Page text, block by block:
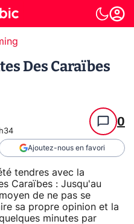
Des Caraïbes
0
Ajoutez-nous en favori
tendres avec la
Caraïbes : Jusqu'au
de ne pas se
sa propre opinion et la
minutes par